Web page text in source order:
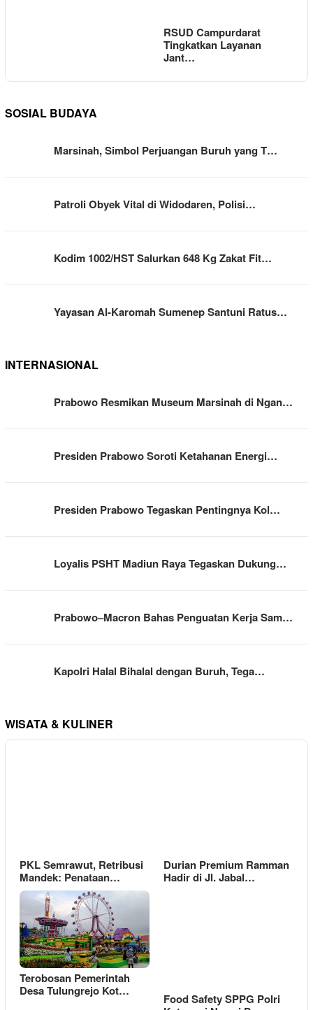
RSUD Campurdarat
Tingkatkan Layanan
Jant…
SOSIAL BUDAYA
Marsinah, Simbol Perjuangan Buruh yang T…
Patroli Obyek Vital di Widodaren, Polisi…
Kodim 1002/HST Salurkan 648 Kg Zakat Fit…
Yayasan Al-Karomah Sumenep Santuni Ratus…
INTERNASIONAL
Prabowo Resmikan Museum Marsinah di Ngan…
Presiden Prabowo Soroti Ketahanan Energi…
Presiden Prabowo Tegaskan Pentingnya Kol…
Loyalis PSHT Madiun Raya Tegaskan Dukung…
Prabowo–Macron Bahas Penguatan Kerja Sam…
Kapolri Halal Bihalal dengan Buruh, Tega…
WISATA & KULINER
PKL Semrawut, Retribusi
Mandek: Penataan…
Durian Premium Ramman
Hadir di Jl. Jabal…
Terobosan Pemerintah
Desa Tulungrejo Kot…
Food Safety SPPG Polri